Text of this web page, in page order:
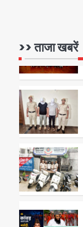
>> ताजा खबरें
2
3
4